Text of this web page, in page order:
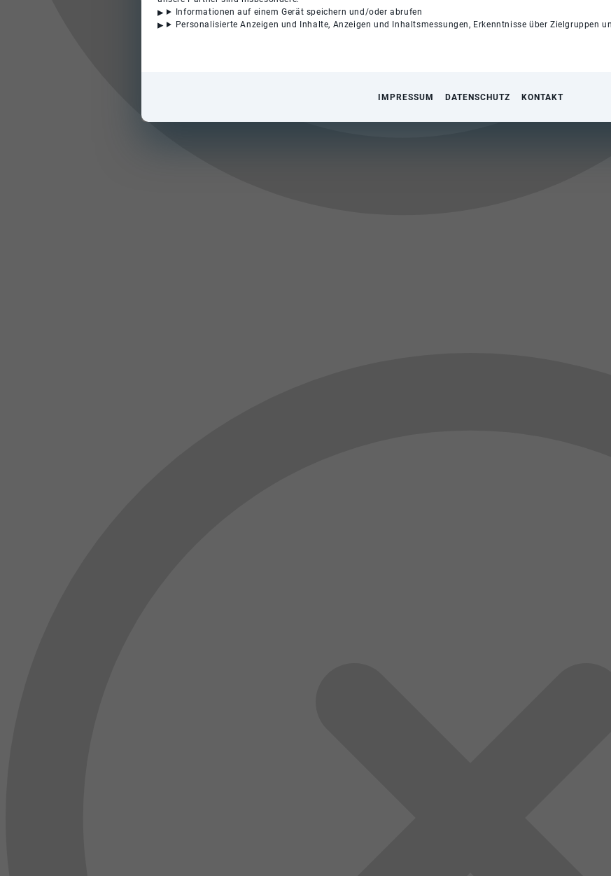
Informationen auf einem Gerät speichern und/oder abrufen
Personalisierte Anzeigen und Inhalte, Anzeigen und Inhaltsmessungen, Erkenntnisse über Zielgruppen
IMPRESSUM DATENSCHUTZ KONTAKT